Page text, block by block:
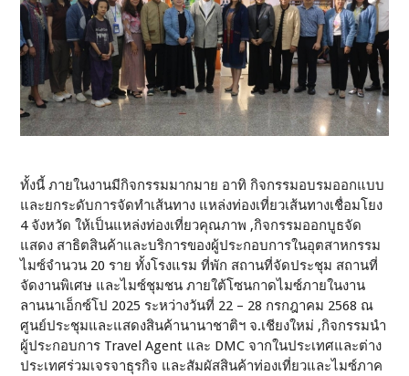
ทั้งนี้ ภายในงานมีกิจกรรมมากมาย อาทิ กิจกรรมอบรมออกแบบ
และยกระดับการจัดทำเส้นทาง แหล่งท่องเที่ยวเส้นทางเชื่อมโยง
4 จังหวัด ให้เป็นแหล่งท่องเที่ยวคุณภาพ ,กิจกรรมออกบูธจัด
แสดง สาธิตสินค้าและบริการของผู้ประกอบการในอุตสาหกรรม
ไมซ์จำนวน 20 ราย ทั้งโรงแรม ที่พัก สถานที่จัดประชุม สถานที่
จัดงานพิเศษ และไมซ์ชุมชน ภายใต้โซนกาดไมซ์ภายในงาน
ลานนาเอ็กซ์โป 2025 ระหว่างวันที่ 22 – 28 กรกฎาคม 2568 ณ
ศูนย์ประชุมและแสดงสินค้านานาชาติฯ จ.เชียงใหม่ ,กิจกรรมนำ
ผู้ประกอบการ Travel Agent และ DMC จากในประเทศและต่าง
ประเทศร่วมเจรจาธุรกิจ และสัมผัสสินค้าท่องเที่ยวและไมซ์ภาค